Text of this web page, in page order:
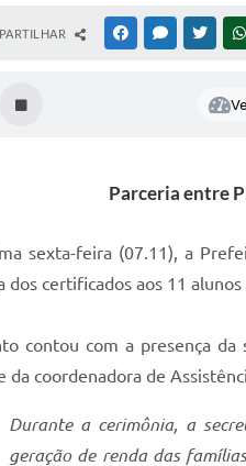
FACEBOOKMESSENGER
Parceria entre
sexta-feira (07.11), a
dos certificados aos 11
contou com a presença da
da coordenadora de
Durante a cerimônia, a
geração de renda das